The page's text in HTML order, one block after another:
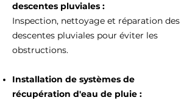
descentes pluviales :
Inspection, nettoyage et réparation des
descentes pluviales pour éviter les
obstructions.
Installation de systèmes de
récupération d'eau de pluie :